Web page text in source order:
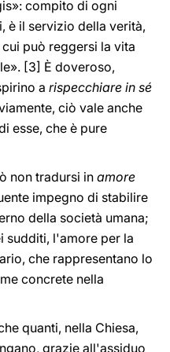
compito di ogni
è il servizio della verità,
può reggersi la vita
[3] È doveroso,
a rispecchiare in sé
ciò vale anche
esse, che è pure
non tradursi inamore
impegno di stabilire
della società umana;
sudditi, l'amore per la
che rappresentano lo
concrete nella
quanti, nella Chiesa,
grazie all'assiduo